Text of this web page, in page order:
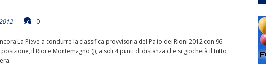
0
La Pieve a condurre la classifica provvisoria del Palio dei Rioni 2012 con 96
il Rione Montemagno (J), a soli 4 punti di distanza che si giocherà il tutto